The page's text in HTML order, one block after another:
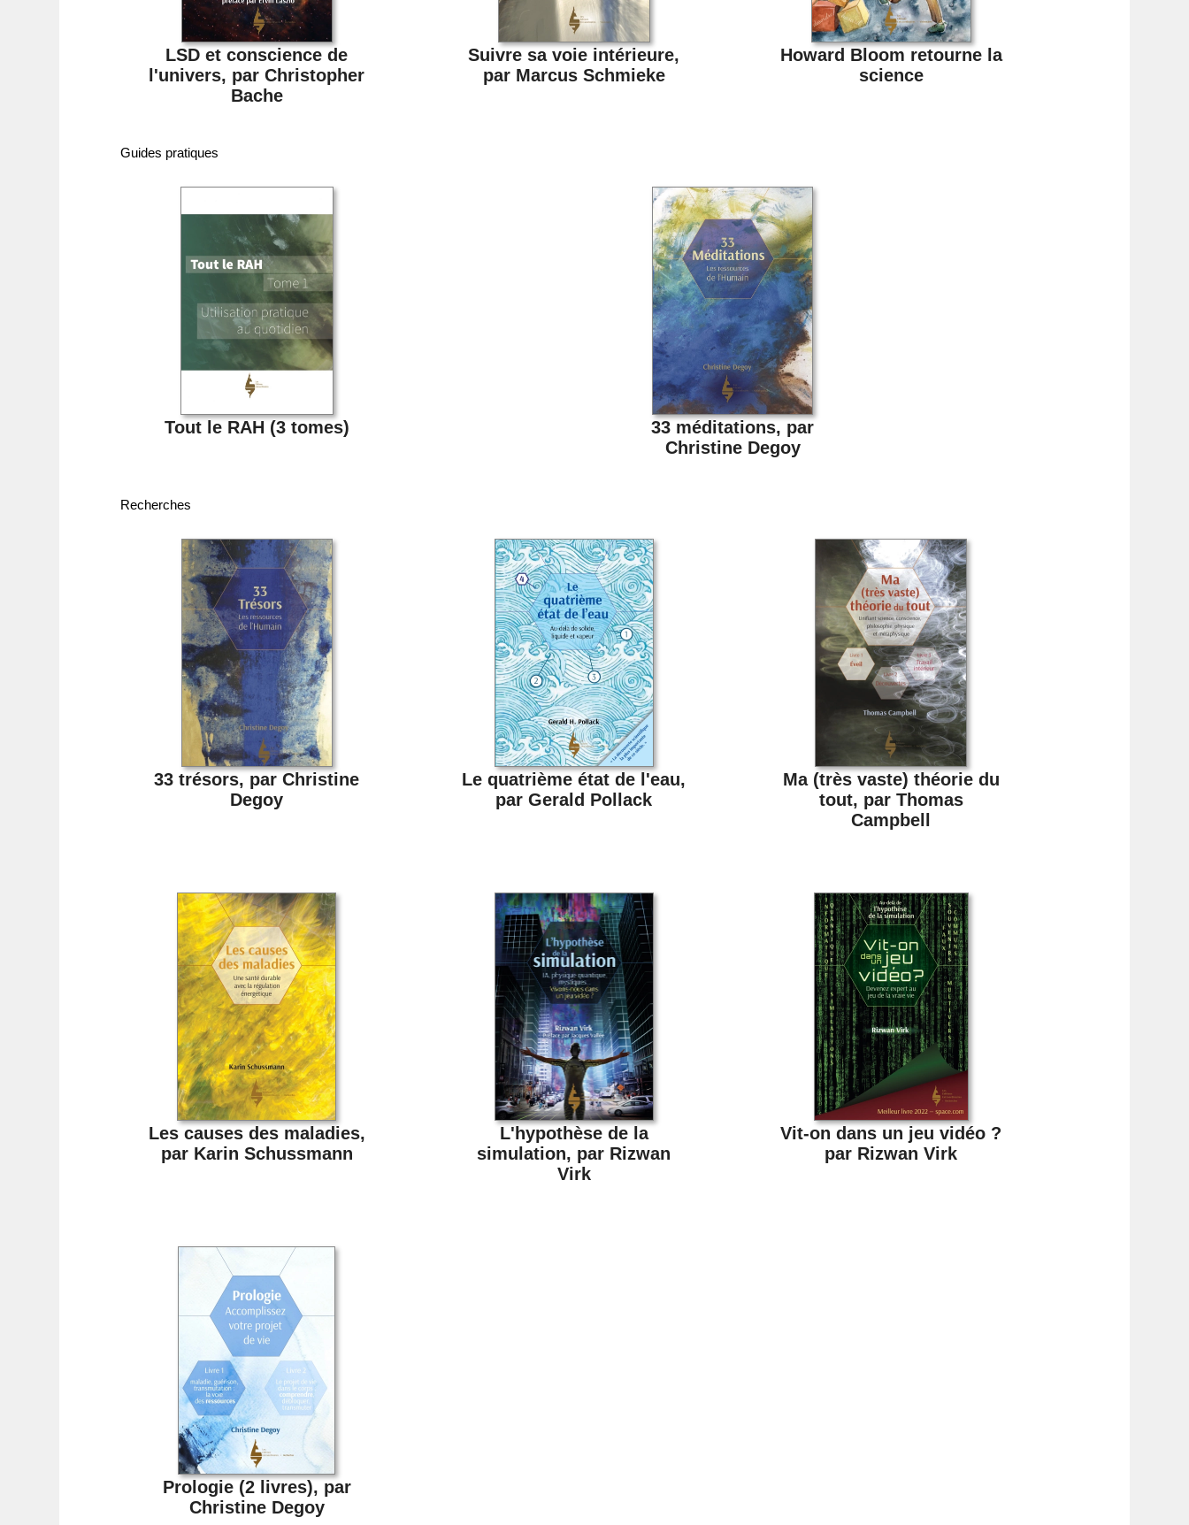
LSD et conscience de
l'univers, par Christopher
Bache
Suivre sa voie intérieure,
par Marcus Schmieke
Howard Bloom retourne la
science
Guides pratiques
Tout le RAH (3 tomes)
33 méditations, par
Christine Degoy
Recherches
33 trésors, par Christine
Degoy
Le quatrième état de l'eau,
par Gerald Pollack
Ma (très vaste) théorie du
tout, par Thomas
Campbell
Les causes des maladies,
par Karin Schussmann
L'hypothèse de la
simulation, par Rizwan
Virk
Vit-on dans un jeu vidéo ?
par Rizwan Virk
Prologie (2 livres), par
Christine Degoy